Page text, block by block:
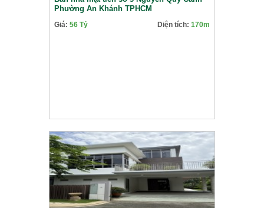
Phường An Khánh TPHCM
Giá: 56 Tỷ Diện tích: 170m